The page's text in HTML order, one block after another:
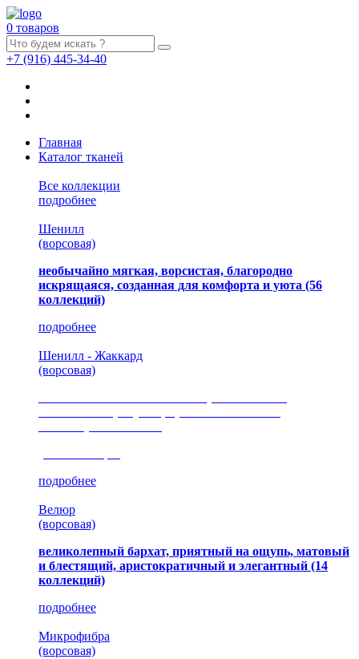
0 товаров
+7 (916) 445-34-40
Главная
Каталог тканей
Все коллекции
подробнее
Шенилл
(ворсовая)
необычайно мягкая, ворсистая, благородно
искрящаяся, созданная для комфорта и уюта (56
коллекций)
подробнее
Шенилл - Жаккард
(ворсовая)
подробнее
Велюр
(ворсовая)
великолепный бархат, приятный на ощупь, матовый
и блестящий, аристократичный и элегантный (14
коллекций)
подробнее
Микрофибра
(ворсовая)